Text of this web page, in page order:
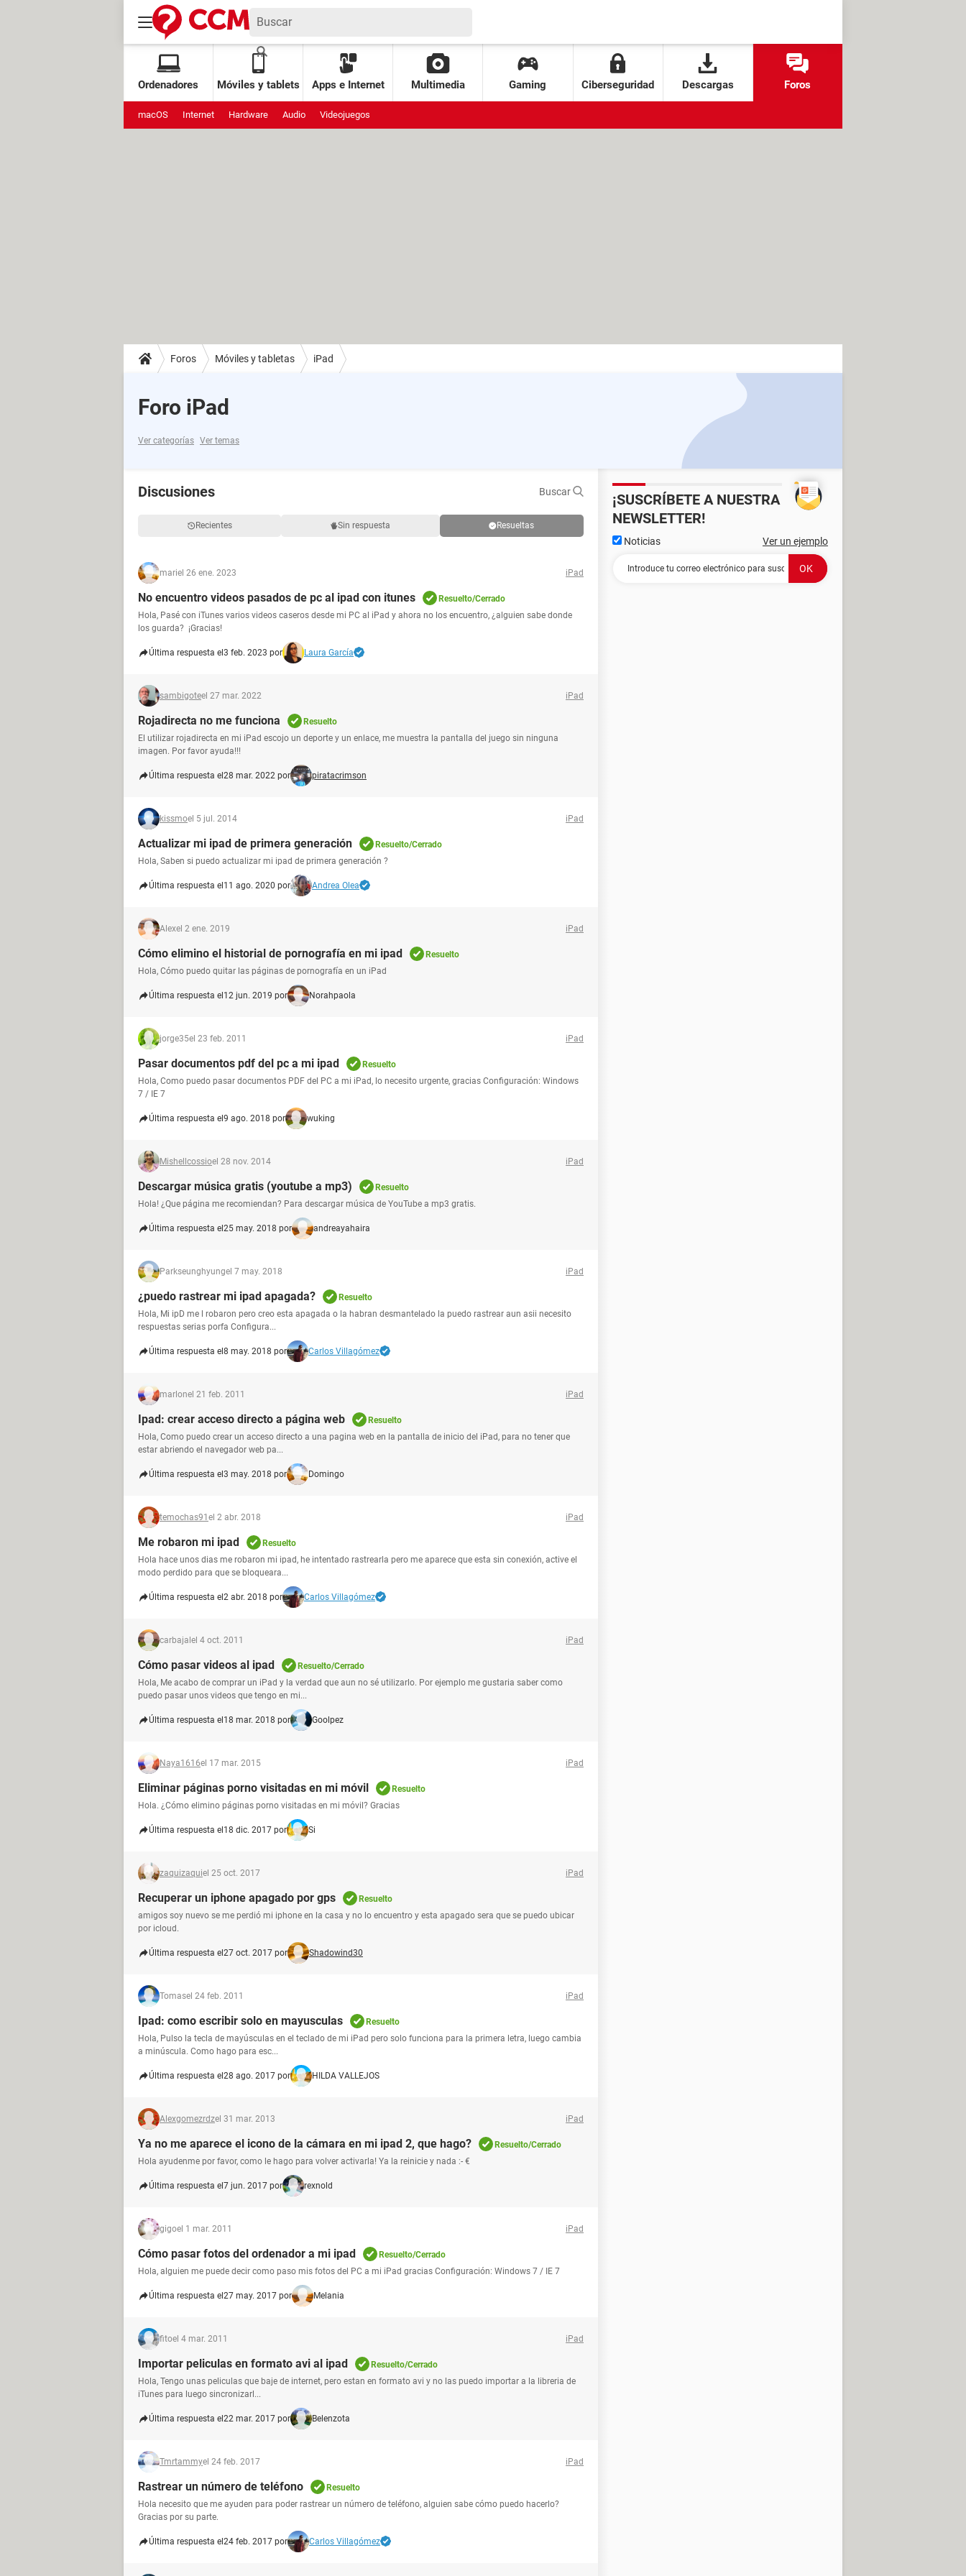
Ordenadores Móviles y tablets Apps e Internet Multimedia Gaming Ciberseguridad Descargas Foros
macOS Internet Hardware Audio Videojuegos
Foros Móviles y tabletas iPad
Foro iPad
Ver categorías Ver temas
Discusiones Buscar
Recientes Sin respuesta Resueltas
mariel 26 ene. 2023 iPad
No encuentro videos pasados de pc al ipad con itunes
Resuelto/Cerrado
Hola, Pasé con iTunes varios videos caseros desde mi PC al iPad y ahora no los encuentro, ¿alguien sabe donde
los guarda? ¡Gracias!
Última respuesta el 3 feb. 2023 por Laura García
sambigoteel 27 mar. 2022 iPad
Rojadirecta no me funciona
Resuelto
El utilizar rojadirecta en mi iPad escojo un deporte y un enlace, me muestra la pantalla del juego sin ninguna
imagen. Por favor ayuda!!!
Última respuesta el 28 mar. 2022 por piratacrimson
kissmoel 5 jul. 2014 iPad
Actualizar mi ipad de primera generación
Resuelto/Cerrado
Hola, Saben si puedo actualizar mi ipad de primera generación ?
Última respuesta el 11 ago. 2020 por Andrea Olea
Alexel 2 ene. 2019 iPad
Cómo elimino el historial de pornografía en mi ipad
Resuelto
Hola, Cómo puedo quitar las páginas de pornografía en un iPad
Última respuesta el 12 jun. 2019 por Norahpaola
jorge35el 23 feb. 2011 iPad
Pasar documentos pdf del pc a mi ipad
Resuelto
Hola, Como puedo pasar documentos PDF del PC a mi iPad, lo necesito urgente, gracias Configuración: Windows
7 / IE 7
Última respuesta el 9 ago. 2018 por wuking
Mishellcossioel 28 nov. 2014 iPad
Descargar música gratis (youtube a mp3)
Resuelto
Hola! ¿Que página me recomiendan? Para descargar música de YouTube a mp3 gratis.
Última respuesta el 25 may. 2018 por andreayahaira
Parkseunghyungel 7 may. 2018 iPad
¿puedo rastrear mi ipad apagada?
Resuelto
Hola, Mi ipD me l robaron pero creo esta apagada o la habran desmantelado la puedo rastrear aun asii necesito
respuestas serias porfa Configura...
Última respuesta el 8 may. 2018 por Carlos Villagómez
marlonel 21 feb. 2011 iPad
Ipad: crear acceso directo a página web
Resuelto
Hola, Como puedo crear un acceso directo a una pagina web en la pantalla de inicio del iPad, para no tener que
estar abriendo el navegador web pa...
Última respuesta el 3 may. 2018 por Domingo
temochas91 el 2 abr. 2018 iPad
Me robaron mi ipad
Resuelto
Hola hace unos dias me robaron mi ipad, he intentado rastrearla pero me aparece que esta sin conexión, active el
modo perdido para que se bloqueara...
Última respuesta el 2 abr. 2018 por Carlos Villagómez
carbajal el 4 oct. 2011 iPad
Cómo pasar videos al ipad
Resuelto/Cerrado
Hola, Me acabo de comprar un iPad y la verdad que aun no sé utilizarlo. Por ejemplo me gustaria saber como
puedo pasar unos videos que tengo en mi...
Última respuesta el 18 mar. 2018 por Goolpez
Naya1616el 17 mar. 2015 iPad
Eliminar páginas porno visitadas en mi móvil
Resuelto
Hola. ¿Cómo elimino páginas porno visitadas en mi móvil? Gracias
Última respuesta el 18 dic. 2017 por Si
zaquizaquiel 25 oct. 2017 iPad
Recuperar un iphone apagado por gps
Resuelto
amigos soy nuevo se me perdió mi iphone en la casa y no lo encuentro y esta apagado sera que se puedo ubicar
por icloud.
Última respuesta el 27 oct. 2017 por Shadowind30
Tomasel 24 feb. 2011 iPad
Ipad: como escribir solo en mayusculas
Resuelto
Hola, Pulso la tecla de mayúsculas en el teclado de mi iPad pero solo funciona para la primera letra, luego cambia
a minúscula. Como hago para esc...
Última respuesta el 28 ago. 2017 por HILDA VALLEJOS
Alexgomezrdzel 31 mar. 2013 iPad
Ya no me aparece el icono de la cámara en mi ipad 2, que hago?
Resuelto/Cerrado
Hola ayudenme por favor, como le hago para volver activarla! Ya la reinicie y nada :- €
Última respuesta el 7 jun. 2017 por rexnold
gigoel 1 mar. 2011 iPad
Cómo pasar fotos del ordenador a mi ipad
Resuelto/Cerrado
Hola, alguien me puede decir como paso mis fotos del PC a mi iPad gracias Configuración: Windows 7 / IE 7
Última respuesta el 27 may. 2017 por Melania
fitoel 4 mar. 2011 iPad
Importar peliculas en formato avi al ipad
Resuelto/Cerrado
Hola, Tengo unas peliculas que baje de internet, pero estan en formato avi y no las puedo importar a la libreria de
iTunes para luego sincronizarl...
Última respuesta el 22 mar. 2017 por Belenzota
Tmrtammyel 24 feb. 2017 iPad
Rastrear un número de teléfono
Resuelto
Hola necesito que me ayuden para poder rastrear un número de teléfono, alguien sabe cómo puedo hacerlo?
Gracias por su parte.
Última respuesta el 24 feb. 2017 por Carlos Villagómez
¡SUSCRÍBETE A NUESTRA
NEWSLETTER!
Noticias Ver un ejemplo